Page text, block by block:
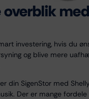
overblik
investering, hvis du
og blive mere
din SigenStor med
Der er mange